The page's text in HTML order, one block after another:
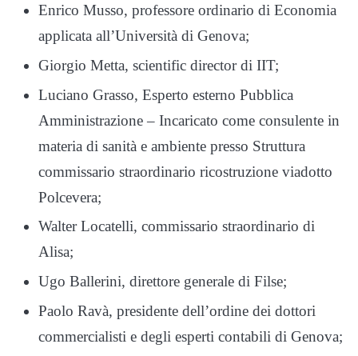
Enrico Musso, professore ordinario di Economia
applicata all’Università di Genova;
Giorgio Metta, scientific director di IIT;
Luciano Grasso, Esperto esterno Pubblica
Amministrazione – Incaricato come consulente in
materia di sanità e ambiente presso Struttura
commissario straordinario ricostruzione viadotto
Polcevera;
Walter Locatelli, commissario straordinario di
Alisa;
Ugo Ballerini, direttore generale di Filse;
Paolo Ravà, presidente dell’ordine dei dottori
commercialisti e degli esperti contabili di Genova;